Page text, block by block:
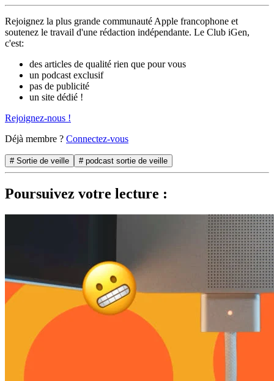
Rejoignez la plus grande communauté Apple francophone et
soutenez le travail d'une rédaction indépendante. Le Club iGen,
c'est:
des articles de qualité rien que pour vous
un podcast exclusif
pas de publicité
un site dédié !
Rejoignez-nous !
Déjà membre ? Connectez-vous
# Sortie de veille # podcast sortie de veille
Poursuivez votre lecture :